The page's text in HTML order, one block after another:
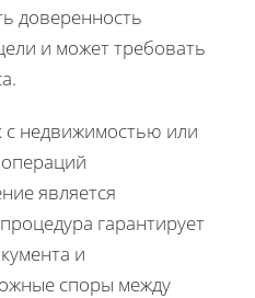
доверенность
и может требовать
с недвижимостью или
является
гарантирует
и
споры между